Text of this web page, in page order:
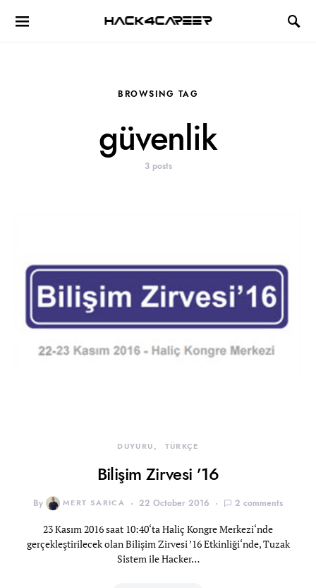
Hack4Career
BROWSING TAG
güvenlik
3 posts
DUYURU TÜRKÇE
Bilişim Zirvesi ’16
By MERT SARICA 22 October 2016 2 comments
23 Kasım 2016 saat 10:40‘ta Haliç Kongre Merkezi‘nde
gerçekleştirilecek olan Bilişim Zirvesi ’16 Etkinliği‘nde, Tuzak
Sistem ile Hacker…